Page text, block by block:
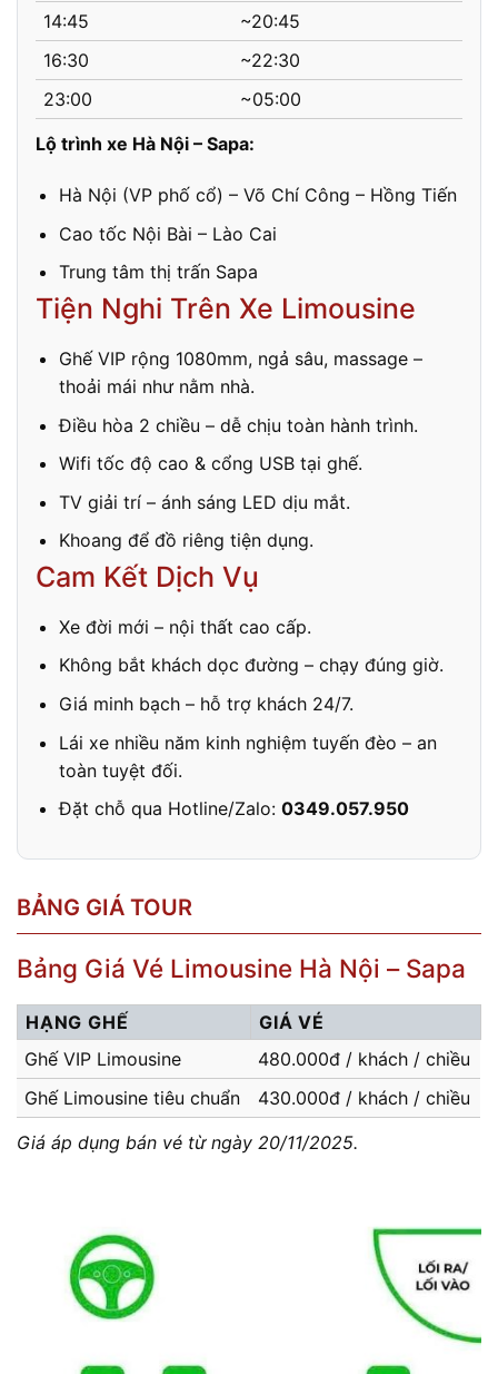
14:45
~20:45
16:30
~22:30
23:00
~05:00
Lộ trình xe Hà Nội – Sapa:
Hà Nội (VP phố cổ) – Võ Chí Công – Hồng Tiến
Cao tốc Nội Bài – Lào Cai
Trung tâm thị trấn Sapa
Tiện Nghi Trên Xe Limousine
Ghế VIP rộng 1080mm, ngả sâu, massage –
thoải mái như nằm nhà.
Điều hòa 2 chiều – dễ chịu toàn hành trình.
Wifi tốc độ cao & cổng USB tại ghế.
TV giải trí – ánh sáng LED dịu mắt.
Khoang để đồ riêng tiện dụng.
Cam Kết Dịch Vụ
Xe đời mới – nội thất cao cấp.
Không bắt khách dọc đường – chạy đúng giờ.
Giá minh bạch – hỗ trợ khách 24/7.
Lái xe nhiều năm kinh nghiệm tuyến đèo – an
toàn tuyệt đối.
Đặt chỗ qua Hotline/Zalo: 0349.057.950
BẢNG GIÁ TOUR
Bảng Giá Vé Limousine Hà Nội – Sapa
HẠNG GHẾ
GIÁ VÉ
Ghế VIP Limousine
480.000đ / khách / chiều
Ghế Limousine tiêu chuẩn
430.000đ / khách / chiều
Giá áp dụng bán vé từ ngày 20/11/2025.